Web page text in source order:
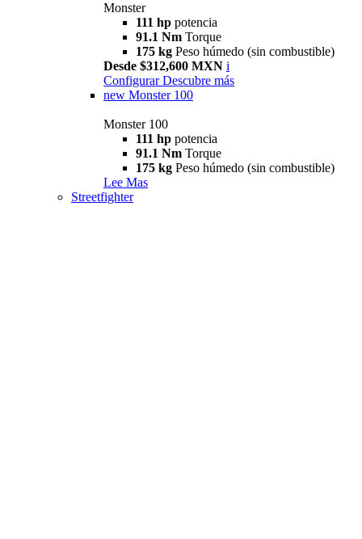
Monster
111 hp potencia
91.1 Nm Torque
175 kg Peso húmedo (sin combustible)
Desde $312,600 MXN i
Configurar Descubre más
new Monster 100
Monster 100
111 hp potencia
91.1 Nm Torque
175 kg Peso húmedo (sin combustible)
Lee Mas
Streetfighter